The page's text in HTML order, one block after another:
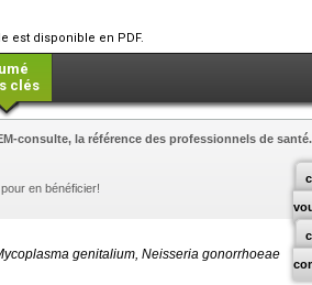
est disponible en PDF.
clés
consulte, la référence des professionnels de santé.
en bénéficier!
genitalium, Neisseria gonorrhoeae